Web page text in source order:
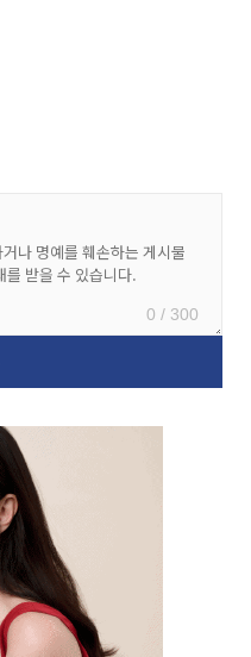
0 / 300